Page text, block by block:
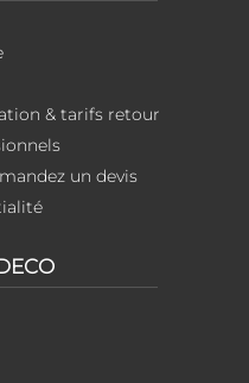
& tarifs retour
un devis